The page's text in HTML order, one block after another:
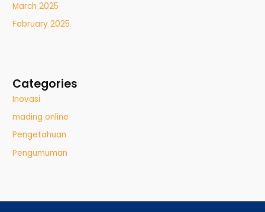
March 2025
February 2025
Categories
Inovasi
mading online
Pengetahuan
Pengumuman